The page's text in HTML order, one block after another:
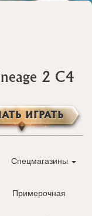
2 C4
ИГРАТЬ
Спецмагазины
Примерочная